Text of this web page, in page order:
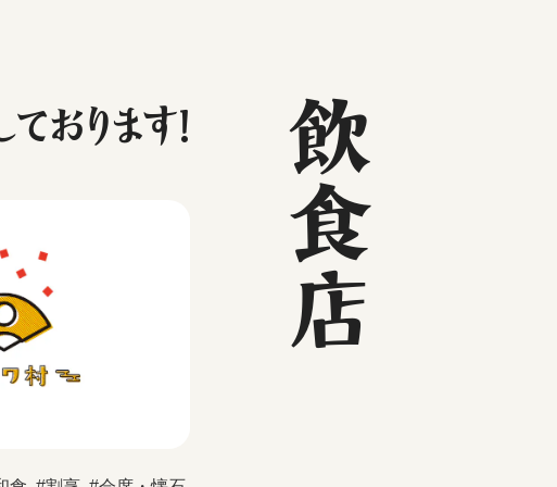
飲食店
おります！